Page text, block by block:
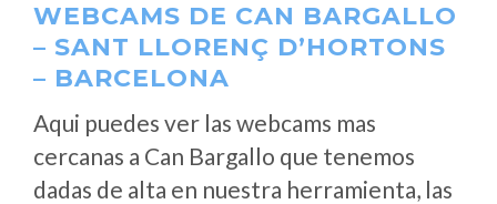
WEBCAMS DE CAN BARGALLO
– SANT LLORENÇ D’HORTONS
– BARCELONA
Aqui puedes ver las webcams mas
cercanas a Can Bargallo que tenemos
dadas de alta en nuestra herramienta, las